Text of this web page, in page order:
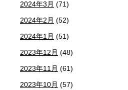
2024年3月 (71)
2024年2月 (52)
2024年1月 (51)
2023年12月 (48)
2023年11月 (61)
2023年10月 (57)